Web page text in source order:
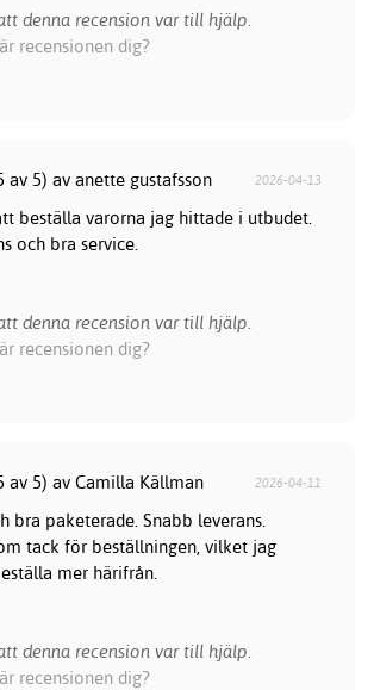
denna recension var till hjälp.
recensionen dig?
av 5) av anette gustafsson 2026-04-13
beställa varorna jag hittade i utbudet.
och bra service.
denna recension var till hjälp.
recensionen dig?
av 5) av Camilla Källman 2026-04-11
bra paketerade. Snabb leverans.
tack för beställningen, vilket jag
mer härifrån.
denna recension var till hjälp.
recensionen dig?